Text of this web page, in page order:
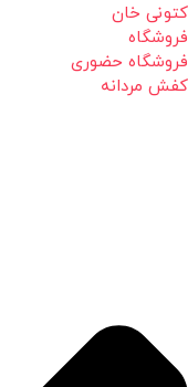
کتونی خان
فروشگاه
فروشگاه حضوری
کفش مردانه